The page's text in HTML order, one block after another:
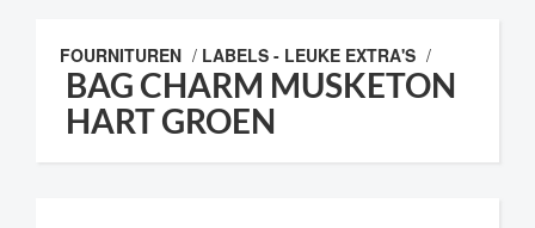
FOURNITUREN / LABELS - LEUKE EXTRA'S /
BAG CHARM MUSKETON
HART GROEN